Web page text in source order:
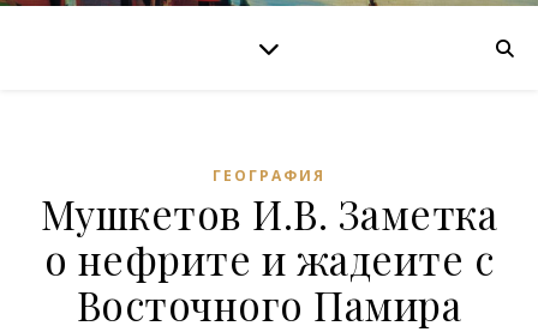
ГЕОГРАФИЯ
Мушкетов И.В. Заметка
о нефрите и жадеите с
Восточного Памира